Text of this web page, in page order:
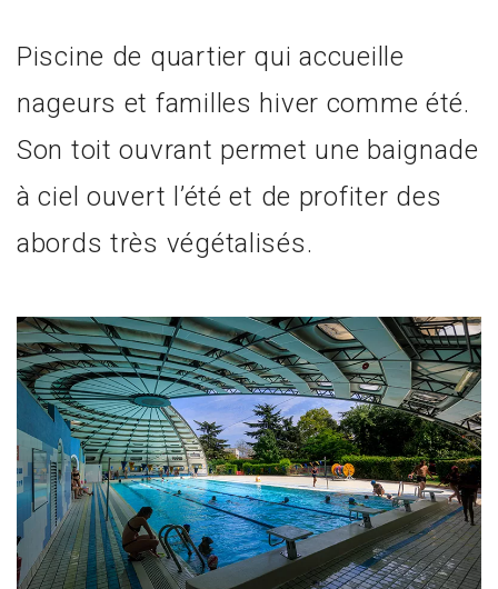
Piscine de quartier qui accueille
nageurs et familles hiver comme été.
Son toit ouvrant permet une baignade
à ciel ouvert l’été et de profiter des
abords très végétalisés.